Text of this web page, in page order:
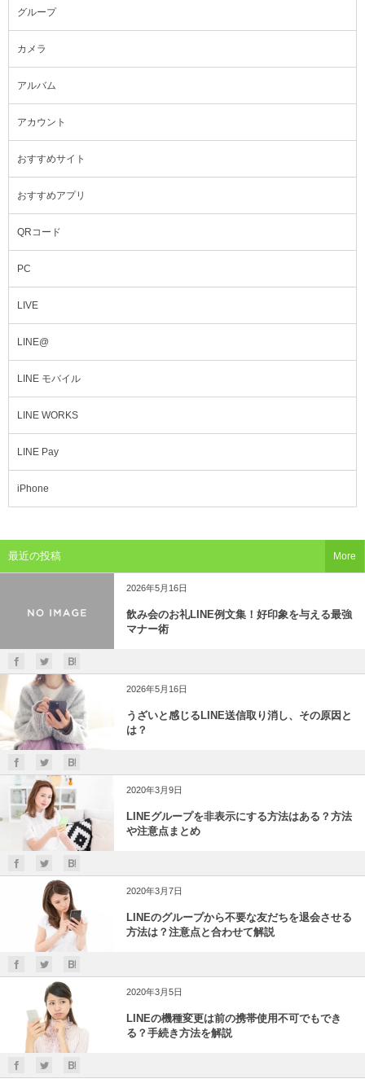
グループ
カメラ
アルバム
アカウント
おすすめサイト
おすすめアプリ
QRコード
PC
LIVE
LINE@
LINE モバイル
LINE WORKS
LINE Pay
iPhone
最近の投稿
2026年5月16日
飲み会のお礼LINE例文集！好印象を与える最強
マナー術
2026年5月16日
うざいと感じるLINE送信取り消し、その原因と
は？
2020年3月9日
LINEグループを非表示にする方法はある？方法
や注意点まとめ
2020年3月7日
LINEのグループから不要な友だちを退会させる
方法は？注意点と合わせて解説
2020年3月5日
LINEの機種変更は前の携帯使用不可でもでき
る？手続き方法を解説
More